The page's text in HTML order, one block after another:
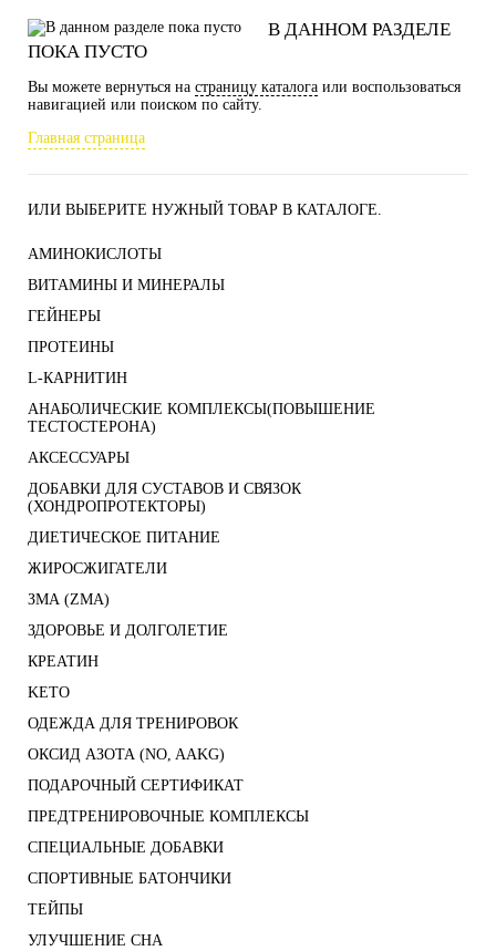
В ДАННОМ РАЗДЕЛЕ
ПОКА ПУСТО
Вы можете вернуться на страницу каталога или воспользоваться
навигацией или поиском по сайту.
Главная страница
ИЛИ ВЫБЕРИТЕ НУЖНЫЙ ТОВАР В КАТАЛОГЕ.
АМИНОКИСЛОТЫ
ВИТАМИНЫ И МИНЕРАЛЫ
ГЕЙНЕРЫ
ПРОТЕИНЫ
L-КАРНИТИН
АНАБОЛИЧЕСКИЕ КОМПЛЕКСЫ(ПОВЫШЕНИЕ
ТЕСТОСТЕРОНА)
АКСЕССУАРЫ
ДОБАВКИ ДЛЯ СУСТАВОВ И СВЯЗОК
(ХОНДРОПРОТЕКТОРЫ)
ДИЕТИЧЕСКОЕ ПИТАНИЕ
ЖИРОСЖИГАТЕЛИ
ЗМА (ZMA)
ЗДОРОВЬЕ И ДОЛГОЛЕТИЕ
КРЕАТИН
KETO
ОДЕЖДА ДЛЯ ТРЕНИРОВОК
ОКСИД АЗОТА (NO, AAKG)
ПОДАРОЧНЫЙ СЕРТИФИКАТ
ПРЕДТРЕНИРОВОЧНЫЕ КОМПЛЕКСЫ
СПЕЦИАЛЬНЫЕ ДОБАВКИ
СПОРТИВНЫЕ БАТОНЧИКИ
ТЕЙПЫ
УЛУЧШЕНИЕ СНА